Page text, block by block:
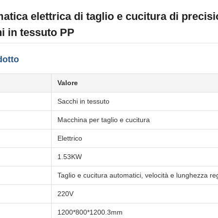
elettrica di taglio e cucitura di
in tessuto PP
Valore
Sacchi in tessuto
Macchina per taglio e cucitura
Elettrico
1.53KW
Taglio e cucitura automatici, velocità e lunghezza
220V
1200*800*1200.3mm